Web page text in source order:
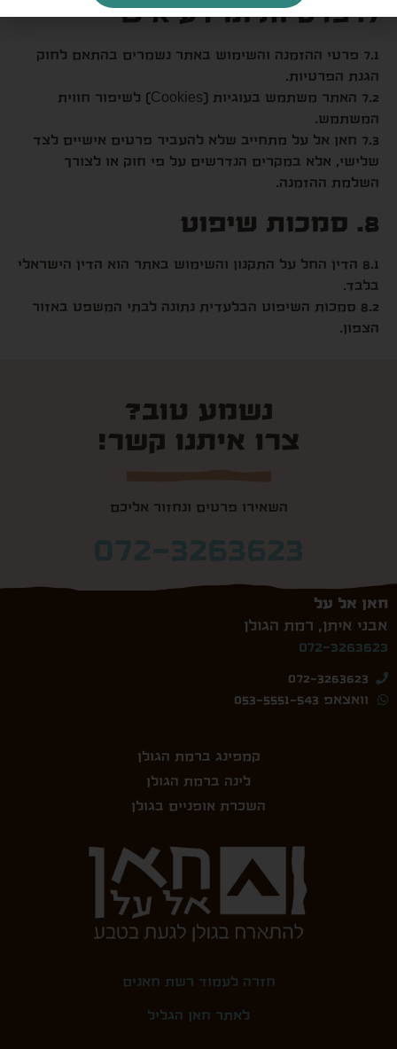
7. פרטיות ומידע אישי
7.1 פרטי ההזמנה והשימוש באתר נשמרים בהתאם לחוק
הגנת הפרטיות.
7.2 האתר משתמש בעוגיות (Cookies) לשיפור חווית
המשתמש.
7.3 חאן אל על מתחייב שלא להעביר פרטים אישיים לצד
שלישי, אלא במקרים הנדרשים על פי חוק או לצורך
השלמת ההזמנה.
8. סמכות שיפוט
8.1 הדין החל על התקנון והשימוש באתר הוא הדין הישראלי
בלבד.
8.2 סמכות השיפוט הבלעדית נתונה לבתי המשפט באזור
הצפון.
נשמע טוב?
צרו איתנו קשר!
השאירו‭ ‬פרטים‭ ‬ונחזור‭ ‬אליכם
חאן‭ ‬אל על
אבני איתן, רמת הגולן
072-3263623
072-3263623
וואצאפ 053-5551-543
קמפינג ברמת הגולן
לינה ברמת הגולן
השכרת אופניים בגולן
חזרה‭ ‬לעמוד‭ ‬רשת‭ ‬חאנים‭
לאתר חאן הגליל